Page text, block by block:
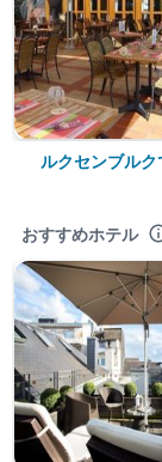
ルクセンブル
おすすめホテル